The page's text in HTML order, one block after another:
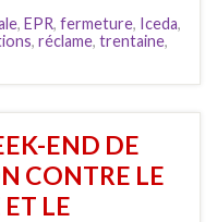
, EPR, fermeture, Iceda,
, réclame, trentaine,
END DE
CONTRE LE
LE